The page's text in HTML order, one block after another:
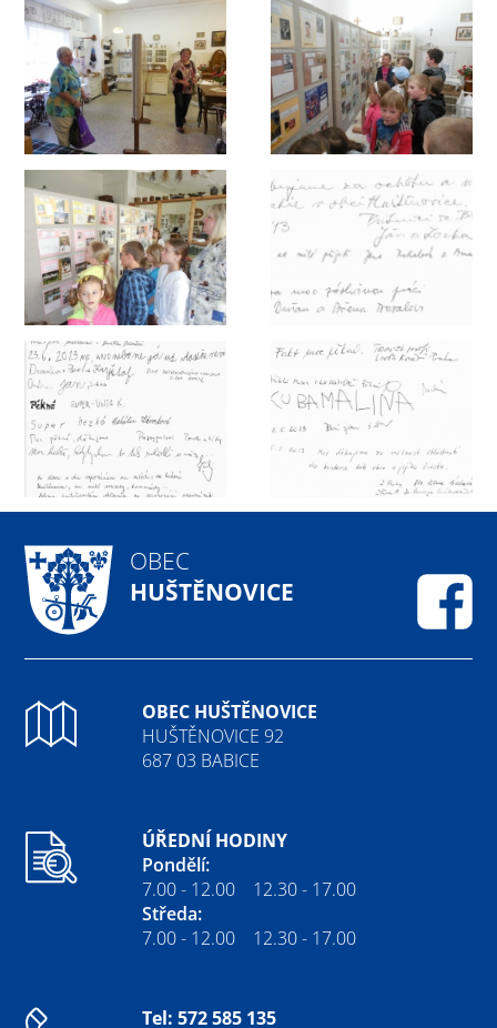
OBEC
HUŠTĚNOVICE
OBEC HUŠTĚNOVICE
HUŠTĚNOVICE 92
687 03 BABICE
ÚŘEDNÍ HODINY
Pondělí:
7.00 - 12.00 12.30 - 17.00
Středa:
7.00 - 12.00 12.30 - 17.00
Tel: 572 585 135